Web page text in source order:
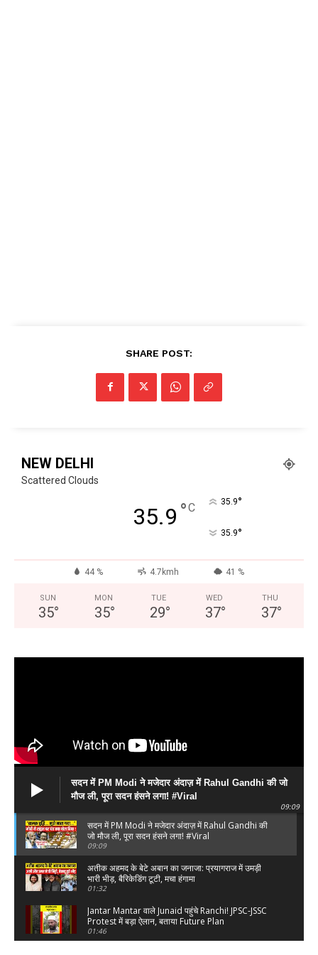
SHARE POST:
NEW DELHI
Scattered Clouds
35.9 °C 35.9°
35.9°
44 % 4.7kmh 41 %
SUN
35°
MON
35°
TUE
29°
WED
37°
THU
37°
सदन में PM Modi ने मजेदार अंदाज़ में Rahul Gandhi की जो
मौज ली, पूरा सदन हंसने लगा! #Viral
09:09
सदन में PM Modi ने मजेदार अंदाज़ में Rahul Gandhi की
जो मौज ली, पूरा सदन हंसने लगा! #Viral
09:09
अतीक अहमद के बेटे अबान का जनाजा: प्रयागराज में उमड़ी
भारी भीड़, बैरिकेडिंग टूटी, मचा हंगामा
01:32
Jantar Mantar वाले Junaid पहुंचे Ranchi! JPSC-JSSC
Protest में बड़ा ऐलान, बताया Future Plan
01:46